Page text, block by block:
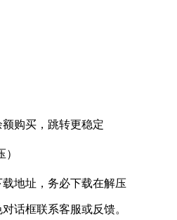
购买，跳转更稳定
载地址，务必下载在解压
话框联系客服或反馈。